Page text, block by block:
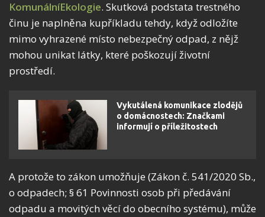
KomunálníEkologie. Skutková podstata trestného
činu je naplněna kupříkladu tehdy, když odložíte
mimo vyhrazené místo nebezpečný odpad, z nějž
mohou unikat látky, které poškozují životní
prostředí.
Vykutálená komunikace zlodějů
o domácnostech: Značkami
informují o příležitostech
A protože to zákon umožňuje (Zákon č. 541/2020 Sb.,
o odpadech; § 61 Povinnosti osob při předávání
odpadu a movitých věcí do obecního systému), může